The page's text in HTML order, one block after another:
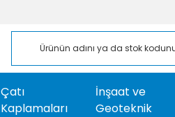
Çatı
Kaplamaları
İnşaat ve
Geoteknik